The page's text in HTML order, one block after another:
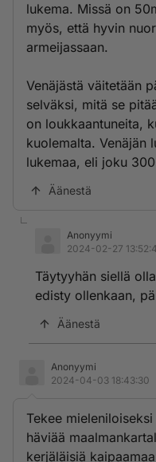
lukema. Missä on
myös, että hyvin
armeijassaan.
Venäjästä väitetään
selväksi, mitä se
on loukkaantuneita,
kuolemalta. Venäjän
lukemaa, eli joku
Äänestä
Anonyymi
2024-02-27
Täytyyhän siellä
edisty ollenkaan,
Äänestä
Anonyymi
2024-04-03 18:43:30
Tekee
häviää
kerjäläisiä